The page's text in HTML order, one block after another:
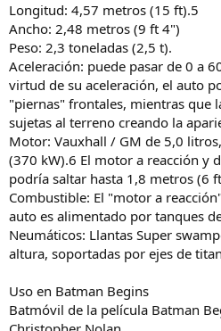
Longitud: 4,57 metros (15 ft).5
Ancho: 2,48 metros (9 ft 4")
Peso: 2,3 toneladas (2,5 t).
Aceleración: puede pasar de 0 a
virtud de su aceleración, el auto
"piernas" frontales, mientras que
sujetas al terreno creando la
Motor: Vauxhall / GM de 5,0
(370 kW).6 El motor a reacción y
podría saltar hasta 1,8 metros (6
Combustible: El "motor a
auto es alimentado por tanques
Neumáticos: Llantas Super
altura, soportadas por ejes de
Uso en Batman Begins
Batmóvil de la película Batman